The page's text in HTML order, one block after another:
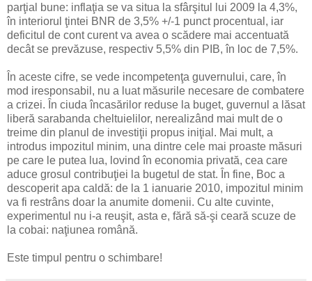
parţial bune: inflaţia se va situa la sfârşitul lui 2009 la 4,3%,
în interiorul ţintei BNR de 3,5% +/-1 punct procentual, iar
deficitul de cont curent va avea o scădere mai accentuată
decât se prevăzuse, respectiv 5,5% din PIB, în loc de 7,5%.
În aceste cifre, se vede incompetenţa guvernului, care, în
mod iresponsabil, nu a luat măsurile necesare de combatere
a crizei. În ciuda încasărilor reduse la buget, guvernul a lăsat
liberă sarabanda cheltuielilor, nerealizând mai mult de o
treime din planul de investiţii propus iniţial. Mai mult, a
introdus impozitul minim, una dintre cele mai proaste măsuri
pe care le putea lua, lovind în economia privată, cea care
aduce grosul contribuţiei la bugetul de stat. În fine, Boc a
descoperit apa caldă: de la 1 ianuarie 2010, impozitul minim
va fi restrâns doar la anumite domenii. Cu alte cuvinte,
experimentul nu i-a reuşit, asta e, fără să-şi ceară scuze de
la cobai: naţiunea română.
Este timpul pentru o schimbare!